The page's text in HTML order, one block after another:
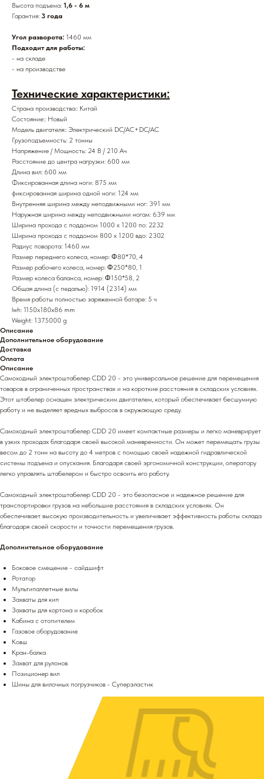
Высота подъема: 1,6 - 6 м
Гарантия: 3 года
Угол разворота: 1460 мм
Подходит для работы:
- на складе
- на производстве
Технические характеристики:
Страна производства:: Китай
Состояние:: Новый
Модель двигателя:: Электрический DC/AC+DC/AC
Грузоподъемность: 2 тонны
Напряжение / Мощность: 24 В / 210 Ач
Расстояние до центра нагрузки: 600 мм
Длина вил: 600 мм
Фиксированная длина ноги: 875 мм
фиксированная ширина одной ноги: 124 мм
Внутренняя ширина между неподвижными ног: 391 мм
Наружная ширина между неподвижными ногам: 639 мм
Ширина прохода с поддоном 1000 x 1200 по: 2232
Ширина прохода с поддоном 800 х 1200 вдо: 2302
Радиус поворота: 1460 мм
Размер переднего колеса, номер: Φ80*70, 4
Размер рабочего колеса, номер: Φ250*80, 1
Размер колеса баланса, номер: Φ150*58, 2
Общая длина (с педалью): 1914 (2314) мм
Время работы полностью заряженной батаре: 5 ч
lwh: 1150x180x86 mm
Weight: 1375000 g
Описание
Дополнительное оборудование
Доставка
Оплата
Описание
Самоходный электроштабелер CDD 20 - это универсальное решение для перемещения
товаров в ограниченных пространствах и на короткие расстояния в складских условиях.
Этот штабелер оснащен электрическим двигателем, который обеспечивает бесшумную
работу и не выделяет вредных выбросов в окружающую среду.
Самоходный электроштабелер CDD 20 имеет компактные размеры и легко маневрирует
в узких проходах благодаря своей высокой маневренности. Он может перемещать грузы
весом до 2 тонн на высоту до 4 метров с помощью своей надежной гидравлической
системы подъема и опускания. Благодаря своей эргономичной конструкции, оператору
легко управлять штабелером и быстро освоить его работу.
Самоходный электроштабелер CDD 20 - это безопасное и надежное решение для
транспортировки грузов на небольшие расстояния в складских условиях. Он
обеспечивает высокую производительность и увеличивает эффективность работы склада
благодаря своей скорости и точности перемещения грузов.
Дополнительное оборудование
Боковое смещение - сайдшифт
Ротатор
Мультипаллетные вилы
Захваты для кип
Захваты для кортона и коробок
Кабина с отопителем
Газовое оборудование
Ковш
Кран-балка
Захват для рулонов
Позиционер вил
Шины для вилочных погрузчиков - Суперэластик